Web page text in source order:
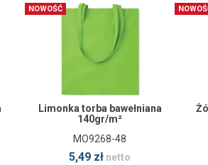
NOWOŚĆ
Limonka torba bawełniana
140gr/m²
MO9268-48
5,49 zł netto